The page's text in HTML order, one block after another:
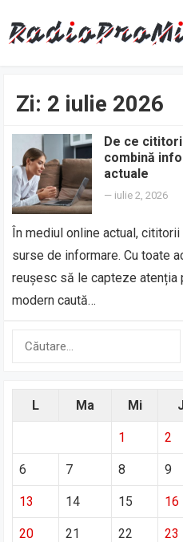
Zi: 2 iulie 2026
De ce
combină
actuale
— iulie 2, 2026
În mediul online actual,
surse de informare. Cu toate
reușesc să le capteze atenția
modern caută…
Caută
L Ma Mi
1 2
6 7 8 9
13 14 15 16
20 21 22 23